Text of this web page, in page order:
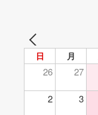
日 月
26 27
2 3